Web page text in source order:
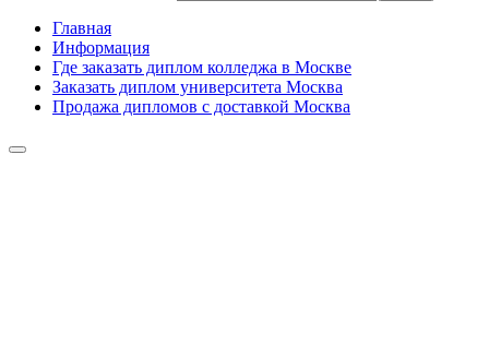
Главная
Информация
Где заказать диплом колледжа в Москве
Заказать диплом университета Москва
Продажа дипломов с доставкой Москва